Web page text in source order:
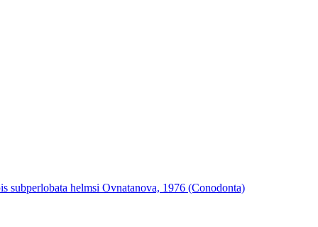
subperlobata helmsi Ovnatanova, 1976 (Conodonta)